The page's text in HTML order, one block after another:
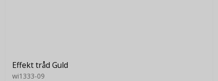
Effekt tråd Guld
wi1333-09